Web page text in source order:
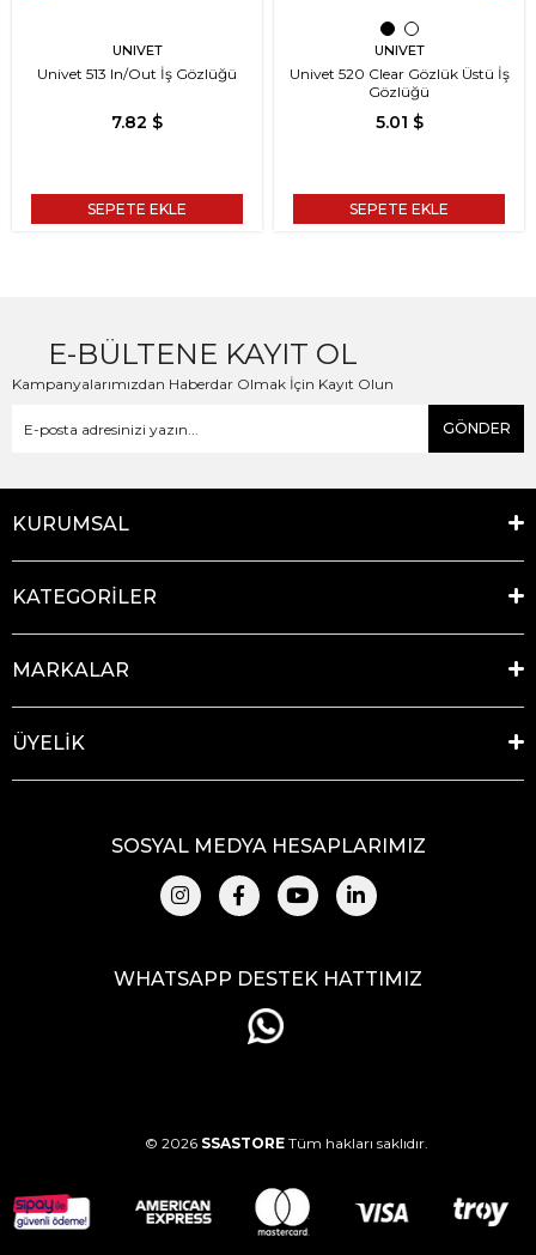
UNIVET
Univet 513 In/Out İş Gözlüğü
7.82 $
SEPETE EKLE
UNIVET
Univet 520 Clear Gözlük Üstü İş
Gözlüğü
5.01 $
SEPETE EKLE
E-BÜLTENE KAYIT OL
Kampanyalarımızdan Haberdar Olmak İçin Kayıt Olun
GÖNDER
KURUMSAL
KATEGORİLER
MARKALAR
ÜYELİK
SOSYAL MEDYA HESAPLARIMIZ
WHATSAPP DESTEK HATTIMIZ
© 2026 SSASTORE Tüm hakları saklıdır.